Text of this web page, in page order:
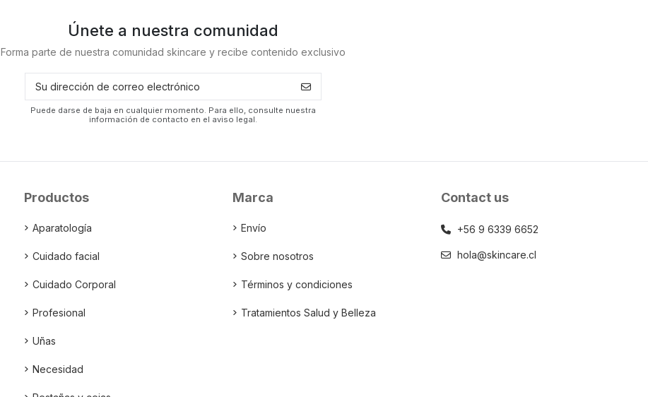
Únete a nuestra comunidad
Forma parte de nuestra comunidad skincare y recibe contenido exclusivo
Puede darse de baja en cualquier momento. Para ello, consulte nuestra
información de contacto en el aviso legal.
Productos
Aparatología
Cuidado facial
Cuidado Corporal
Profesional
Uñas
Necesidad
Marca
Envío
Sobre nosotros
Términos y condiciones
Tratamientos Salud y Belleza
Contact us
+56 9 6339 6652
hola@skincare.cl